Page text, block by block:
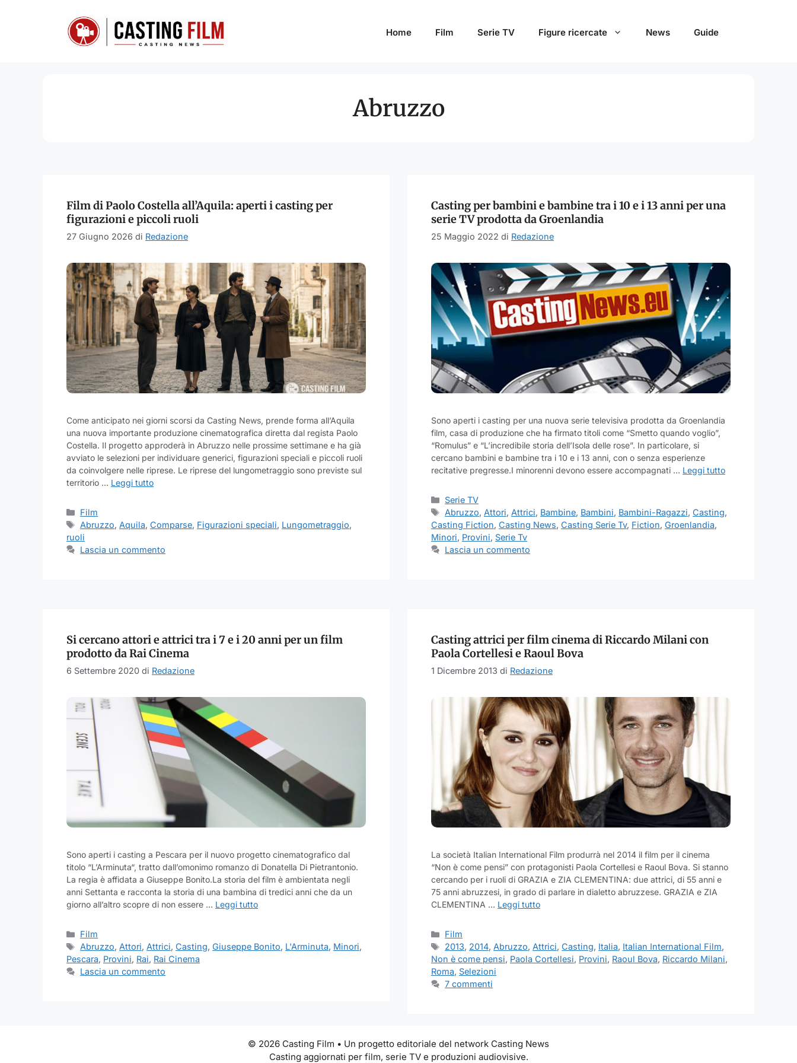
Home Film Serie TV Figure ricercate News Guide
Abruzzo
Film di Paolo Costella all’Aquila: aperti i casting per
figurazioni e piccoli ruoli
27 Giugno 2026 di Redazione
Come anticipato nei giorni scorsi da Casting News, prende forma all’Aquila
una nuova importante produzione cinematografica diretta dal regista Paolo
Costella. Il progetto approderà in Abruzzo nelle prossime settimane e ha già
avviato le selezioni per individuare generici, figurazioni speciali e piccoli ruoli
da coinvolgere nelle riprese. Le riprese del lungometraggio sono previste sul
territorio … Leggi tutto
Categorie
Film
Tag
Abruzzo, Aquila,Comparse, Figurazioni speciali, Lungometraggio,
ruoli
Lascia un commento
Casting per bambini e bambine tra i 10 e i 13 anni per una
serie TV prodotta da Groenlandia
25 Maggio 2022 di Redazione
Sono aperti i casting per una nuova serie televisiva prodotta da Groenlandia
film, casa di produzione che ha firmato titoli come “Smetto quando voglio”,
“Romulus” e “L’incredibile storia dell’Isola delle rose”. In particolare, si
cercano bambini e bambine tra i 10 e i 13 anni, con o senza esperienze
recitative pregresse.I minorenni devono essere accompagnati … Leggi tutto
Categorie
Serie TV
Tag
Abruzzo, Attori, Attrici, Bambine, Bambini, Bambini-Ragazzi,Casting,
Casting Fiction, Casting News, Casting Serie Tv, Fiction, Groenlandia,
Minori, Provini, Serie Tv
Lascia un commento
Si cercano attori e attrici tra i 7 e i 20 anni per un film
prodotto da Rai Cinema
6 Settembre 2020 di Redazione
Sono aperti i casting a Pescara per il nuovo progetto cinematografico dal
titolo “L’Arminuta“, tratto dall’omonimo romanzo di Donatella Di Pietrantonio.
La regia è affidata a Giuseppe Bonito.La storia del film è ambientata negli
anni Settanta e racconta la storia di una bambina di tredici anni che da un
giorno all’altro scopre di non essere … Leggi tutto
Categorie
Film
Tag
Abruzzo, Attori, Attrici,Casting,Giuseppe Bonito, L'Arminuta, Minori,
Pescara, Provini, Rai, Rai Cinema
Lascia un commento
Casting attrici per film cinema di Riccardo Milani con
Paola Cortellesi e Raoul Bova
1 Dicembre 2013 di Redazione
La società Italian International Film produrrà nel 2014 il film per il cinema
“Non è come pensi” con protagonisti Paola Cortellesi e Raoul Bova. Si stanno
cercando per i ruoli di GRAZIA e ZIA CLEMENTINA: due attrici, di 55 anni e
75 anni abruzzesi, in grado di parlare in dialetto abruzzese. GRAZIA e ZIA
CLEMENTINA … Leggi tutto
Categorie
Film
Tag
2013, 2014, Abruzzo, Attrici,Casting, Italia, Italian International Film,
Non è come pensi, Paola Cortellesi, Provini, Raoul Bova, Riccardo Milani,
Roma, Selezioni
7 commenti
© 2026 Casting Film • Un progetto editoriale del network Casting News
Casting aggiornati per film, serie TV e produzioni audiovisive.